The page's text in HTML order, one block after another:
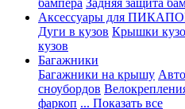
бампера Задняя защита
Аксессуары для
Дуги в кузов Крышки
кузов
Багажники
Багажники на крышу
сноубордов
фаркоп ... Показать все